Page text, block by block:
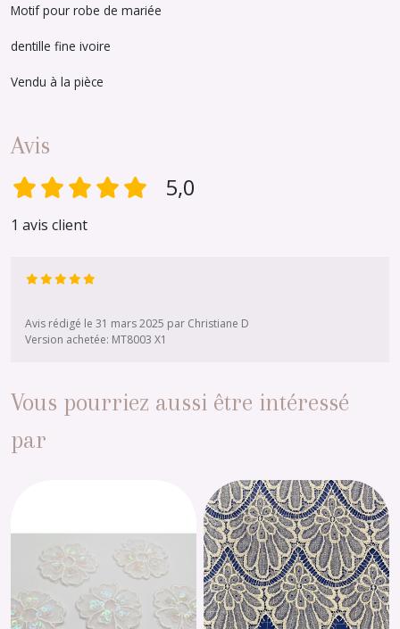
Motif pour robe de mariée
dentille fine ivoire
Vendu à la pièce
Avis
5,0
1 avis client
Avis rédigé le 31 mars 2025 par Christiane D
Version achetée: MT8003 X1
Vous pourriez aussi être intéressé
par